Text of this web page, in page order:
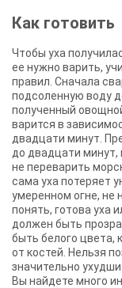
Как готовить
Чтобы уха
ее нужно варить,
правил. Сначала
подсоленную воду
полученный
варится в
двадцати минут.
до двадцати
не переварить
сама уха потеряет
умеренном огне, не
понять, готова уха
должен быть
быть белого цвета,
от костей. Нельзя
значительно
Вы найдете много